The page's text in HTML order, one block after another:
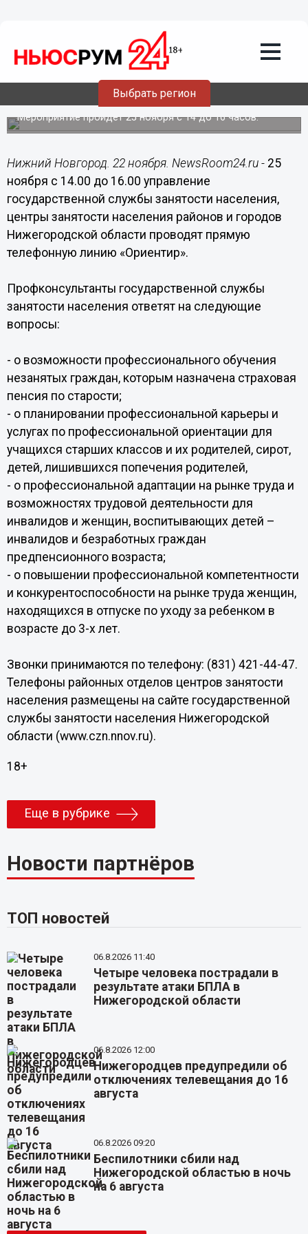
Выбрать регион
Прямую телефонную линию
«Ориентир» проведет управление
службы занятости Нижегородской
Мероприятие пройдет 25 ноября с 14 до 16 часов.
Нижний Новгород. 22 ноября. NewsRoom24.ru - 25
ноября с 14.00 до 16.00 управление
государственной службы занятости населения,
центры занятости населения районов и городов
Нижегородской области проводят прямую
телефонную линию «Ориентир».
Профконсультанты государственной службы
занятости населения ответят на следующие
вопросы:
- о возможности профессионального обучения
незанятых граждан, которым назначена страховая
пенсия по старости;
- о планировании профессиональной карьеры и
услугах по профессиональной ориентации для
учащихся старших классов и их родителей, сирот,
детей, лишившихся попечения родителей,
- о профессиональной адаптации на рынке труда и
возможностях трудовой деятельности для
инвалидов и женщин, воспитывающих детей –
инвалидов и безработных граждан
предпенсионного возраста;
- о повышении профессиональной компетентности
и конкурентоспособности на рынке труда женщин,
находящихся в отпуске по уходу за ребенком в
возрасте до 3-х лет.
Звонки принимаются по телефону: (831) 421-44-47.
Телефоны районных отделов центров занятости
населения размещены на сайте государственной
службы занятости населения Нижегородской
области (www.czn.nnov.ru).
18+
Еще в рубрике
Новости партнёров
ТОП новостей
06.8.2026 11:40
Четыре человека пострадали в
результате атаки БПЛА в
Нижегородской области
06.8.2026 12:00
Нижегородцев предупредили об
отключениях телевещания до 16
августа
06.8.2026 09:20
Беспилотники сбили над
Нижегородской областью в ночь
на 6 августа